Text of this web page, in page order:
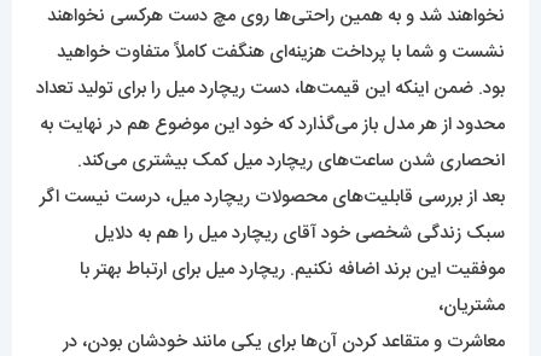
نخواهند شد و به همین راحتی‌ها روی مچ دست هرکسی نخواهند
نشست و شما با پرداخت هزینه‌ای هنگفت کاملاً متفاوت خواهید
بود. ضمن اینکه این قیمت‌ها، دست ریچارد میل را برای تولید تعداد
محدود از هر مدل باز می‌گذارد که خود این موضوع هم در نهایت به
انحصاری شدن ساعت‌های ریچارد میل کمک بیشتری می‌کند.
بعد از بررسی قابلیت‌های محصولات ریچارد میل، درست نیست اگر
سبک زندگی شخصی خود آقای ریچارد میل را هم به دلایل
موفقیت این برند اضافه نکنیم. ریچارد میل برای ارتباط بهتر با
مشتریان،
معاشرت و متقاعد کردن آن‌ها برای یکی مانند خودشان بودن، در